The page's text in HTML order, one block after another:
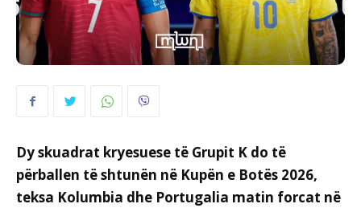
Dy skuadrat kryesuese të Grupit K do të
përballen të shtunën në Kupën e Botës 2026,
teksa Kolumbia dhe Portugalia matin forcat në